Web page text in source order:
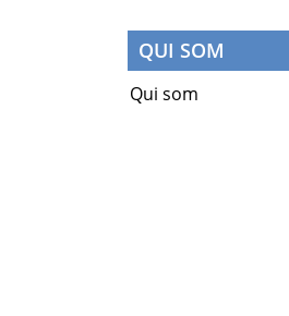
QUI SOM
Qui som